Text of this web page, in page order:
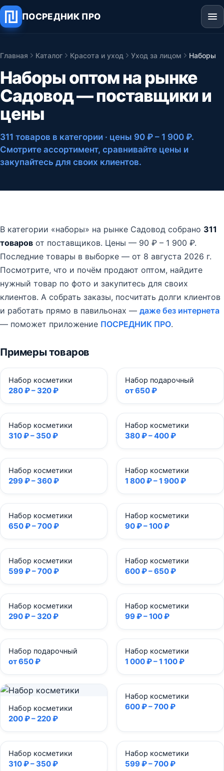
ПОСРЕДНИК ПРО
Главная Каталог Красота и уход Уход за лицом Наборы
Наборы оптом на рынке
Садовод — поставщики и
цены
311 товаров в категории · цены 90 ₽ – 1 900 ₽.
Смотрите ассортимент, сравнивайте цены и
закупайтесь для своих клиентов.
В категории «наборы» на рынке Садовод собрано 311
товаров от поставщиков. Цены — 90 ₽ – 1 900 ₽.
Последние товары в выборке — от 8 августа 2026 г.
Посмотрите, что и почём продают оптом, найдите
нужный товар по фото и закупитесь для своих
клиентов. А собрать заказы, посчитать долги клиентов
и работать прямо в павильонах — даже без интернета
— поможет приложение ПОСРЕДНИК ПРО.
Примеры товаров
Набор косметики
280 ₽ – 320 ₽
Набор подарочный
от 650 ₽
Набор косметики
310 ₽ – 350 ₽
Набор косметики
380 ₽ – 400 ₽
Набор косметики
299 ₽ – 360 ₽
Набор косметики
1 800 ₽ – 1 900 ₽
Набор косметики
650 ₽ – 700 ₽
Набор косметики
90 ₽ – 100 ₽
Набор косметики
599 ₽ – 700 ₽
Набор косметики
600 ₽ – 650 ₽
Набор косметики
290 ₽ – 320 ₽
Набор косметики
99 ₽ – 100 ₽
Набор подарочный
от 650 ₽
Набор косметики
1 000 ₽ – 1 100 ₽
Набор косметики
200 ₽ – 220 ₽
Набор косметики
600 ₽ – 700 ₽
Набор косметики
310 ₽ – 350 ₽
Набор косметики
599 ₽ – 700 ₽